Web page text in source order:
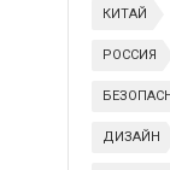
КИТАЙ
РОССИЯ
ДИЗАЙН